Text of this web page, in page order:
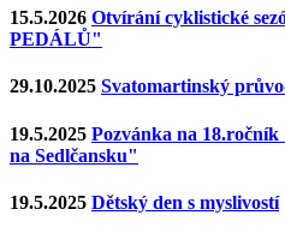
15.5.2026 Otvírání cyklistické
PEDÁLŮ"
29.10.2025 Svatomartinský
19.5.2025 Pozvánka na
na Sedlčansku"
19.5.2025 Dětský den s myslivostí